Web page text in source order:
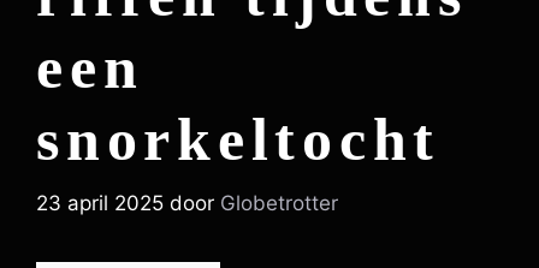
een
snorkeltocht
23 april 2025 door Globetrotter